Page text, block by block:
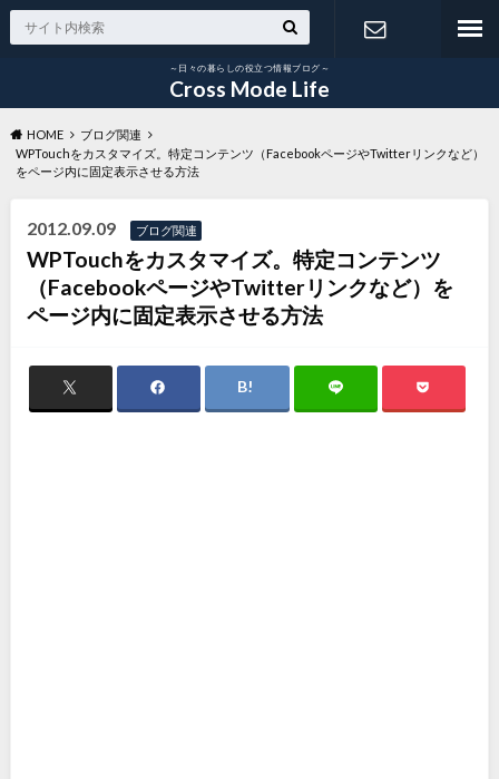
～日々の暮らしの役立つ情報ブログ～
Cross Mode Life
HOME
ブログ関連
WPTouchをカスタマイズ。特定コンテンツ（FacebookページやTwitterリンクなど）
をページ内に固定表示させる方法
2012.09.09 ブログ関連
WPTouchをカスタマイズ。特定コンテンツ
（FacebookページやTwitterリンクなど）を
ページ内に固定表示させる方法